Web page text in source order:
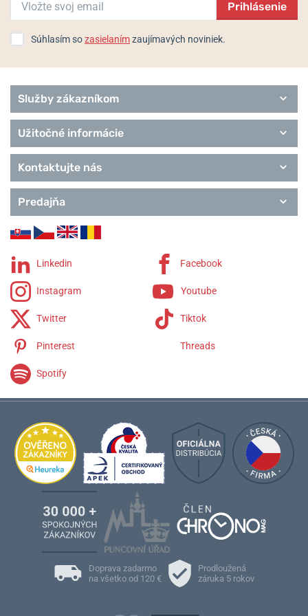
Baby-G
Wave Ceptor
Edifice
Pro Trek
Prihlásenie
Súhlasím sozasielanímzaujímavých noviniek.
Služby zákazníkom
Užitočné informácie
Kontaktujte nás
Predajňa
Linkedin Facebook
Instagram Youtube
Twitter Tiktok
Pinterest Threads
Spotify
Doprava zadarmo
na všetko od 120 €
Prodloužená
záruka 5 rokov